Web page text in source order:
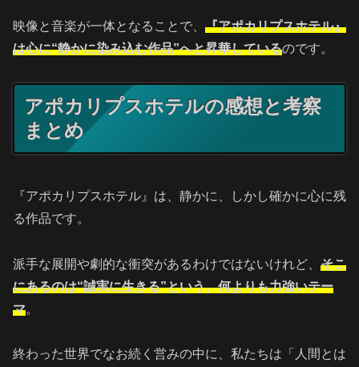
映像と音楽が一体となることで、 『アポカリプスホテル』
は心に“静かに染み込む作品”へと昇華しているのです。
アポカリプスホテルの感想と考察
まとめ
『アポカリプスホテル』は、静かに、しかし確かに心に残
る作品です。
派手な展開や劇的な衝突があるわけではないけれど、 そこ
にあるのは“誠実に生きる”という、何よりも力強いテー
マ。
終わった世界でなお続く営みの中に、私たちは「人間とは